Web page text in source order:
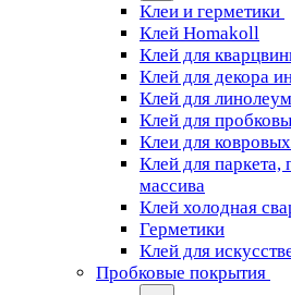
Клеи и герметики
Клей Homakoll
Клей для
Клей для декора
Клей для
Клей для
Клеи для
Клей для паркета,
массива
Клей холодная
Герметики
Клей для
Пробковые покрытия